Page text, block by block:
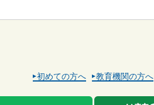
初めての方へ 教育機関の方へ